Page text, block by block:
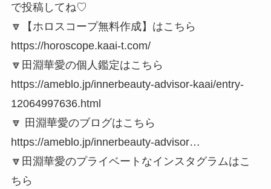
で投稿してね♡
🔽【ホロスコープ無料作成】はこちら
https://horoscope.kaai-t.com/
🔽田淵華愛の個人鑑定はこちら
https://ameblo.jp/innerbeauty-advisor-kaai/entry-
12064997636.html
🔽 田淵華愛のブログはこちら
https://ameblo.jp/innerbeauty-advisor…
🔽田淵華愛のプライベートなインスタグラムはこ
ちら